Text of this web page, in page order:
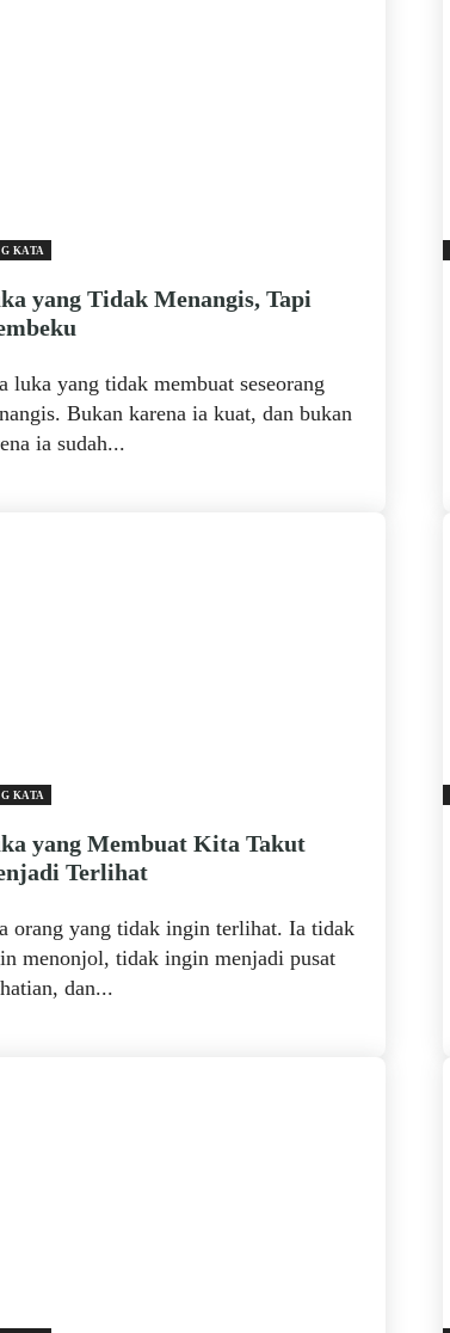
KATA
yang Tidak Menangis, Tapi
luka yang tidak membuat seseorang
Bukan karena ia kuat, dan bukan
ia sudah...
KATA
yang Membuat Kita Takut
Terlihat
orang yang tidak ingin terlihat. Ia tidak
menonjol, tidak ingin menjadi pusat
dan...